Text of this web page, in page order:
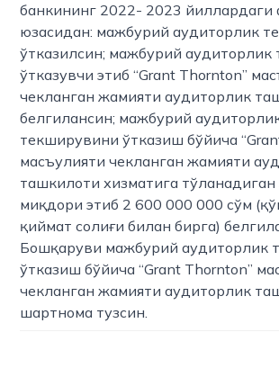
банкининг 2022- 2023 йиллардаги
юзасидан: мажбурий аудиторлик
ўтказилсин; мажбурий
ўтказувчи этиб “Grant Thornton”
чекланган жамияти аудиторлик
белгилансин; мажбурий
текширувини ўтказиш бўйича
масъулияти чекланган жамияти
ташкилоти хизматига тўланадиган
миқдори этиб 2 600 000 000 сўм
қиймат солиғи билан бирга)
Бошқаруви мажбурий аудиторлик
ўтказиш бўйича “Grant Thornton”
чекланган жамияти аудиторлик
шартнома тузсин.